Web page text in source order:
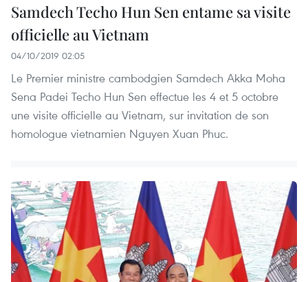
Samdech Techo Hun Sen entame sa visite
officielle au Vietnam
04/10/2019 02:05
Le Premier ministre cambodgien Samdech Akka Moha
Sena Padei Techo Hun Sen effectue les 4 et 5 octobre
une visite officielle au Vietnam, sur invitation de son
homologue vietnamien Nguyen Xuan Phuc.